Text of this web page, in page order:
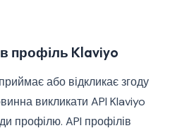
профіль Klaviyo
або відкликає згоду
викликати API Klaviyo
профілю. API профілів